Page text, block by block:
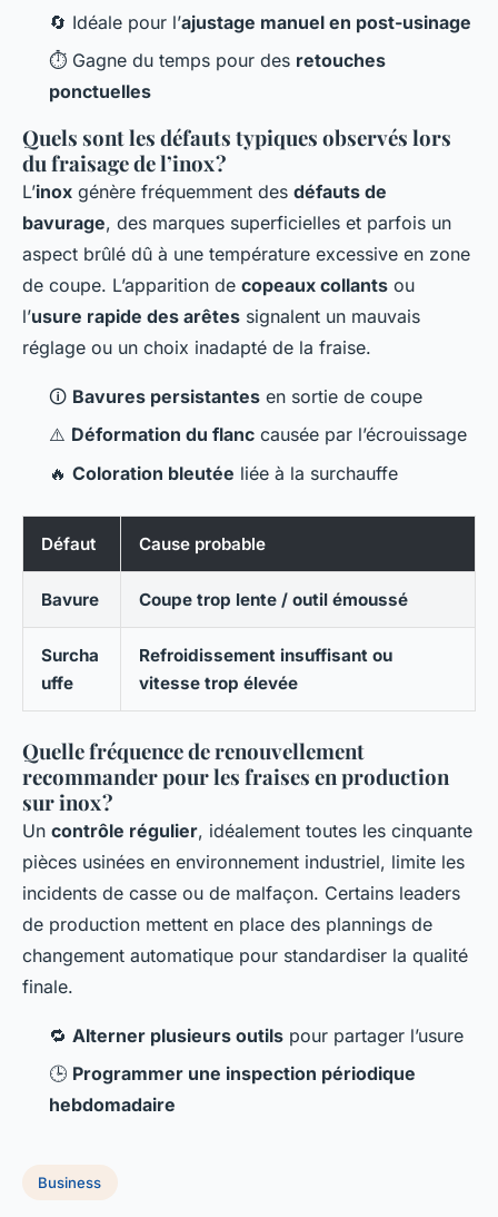
🔄 Idéale pour l’ajustage manuel en post-usinage
⏱️ Gagne du temps pour des retouches
ponctuelles
Quels sont les défauts typiques observés lors
du fraisage de l’inox ?
L’inox génère fréquemment des défauts de
bavurage, des marques superficielles et parfois un
aspect brûlé dû à une température excessive en zone
de coupe. L’apparition de copeaux collants ou
l’usure rapide des arêtes signalent un mauvais
réglage ou un choix inadapté de la fraise.
🛈 Bavures persistantes en sortie de coupe
⚠️ Déformation du flanc causée par l’écrouissage
🔥 Coloration bleutée liée à la surchauffe
Défaut Cause probable
Bavure Coupe trop lente / outil émoussé
Surcha
uffe
Refroidissement insuffisant ou
vitesse trop élevée
Quelle fréquence de renouvellement
recommander pour les fraises en production
sur inox ?
Un contrôle régulier, idéalement toutes les cinquante
pièces usinées en environnement industriel, limite les
incidents de casse ou de malfaçon. Certains leaders
de production mettent en place des plannings de
changement automatique pour standardiser la qualité
finale.
🔁 Alterner plusieurs outils pour partager l’usure
🕒 Programmer une inspection périodique
hebdomadaire
Business